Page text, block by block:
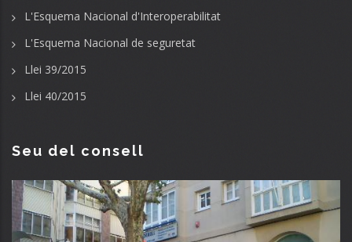
L'Esquema Nacional d'Interoperabilitat
L'Esquema Nacional de seguretat
Llei 39/2015
Llei 40/2015
Seu del consell